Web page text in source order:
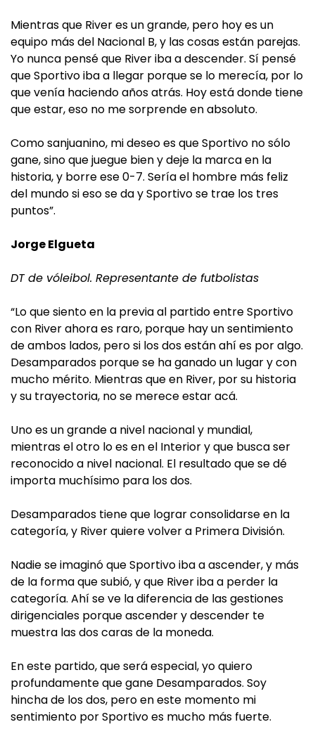
Mientras que River es un grande, pero hoy es un
equipo más del Nacional B, y las cosas están parejas.
Yo nunca pensé que River iba a descender. Sí pensé
que Sportivo iba a llegar porque se lo merecía, por lo
que venía haciendo años atrás. Hoy está donde tiene
que estar, eso no me sorprende en absoluto.
Como sanjuanino, mi deseo es que Sportivo no sólo
gane, sino que juegue bien y deje la marca en la
historia, y borre ese 0-7. Sería el hombre más feliz
del mundo si eso se da y Sportivo se trae los tres
puntos”.
Jorge Elgueta
DT de vóleibol. Representante de futbolistas
“Lo que siento en la previa al partido entre Sportivo
con River ahora es raro, porque hay un sentimiento
de ambos lados, pero si los dos están ahí es por algo.
Desamparados porque se ha ganado un lugar y con
mucho mérito. Mientras que en River, por su historia
y su trayectoria, no se merece estar acá.
Uno es un grande a nivel nacional y mundial,
mientras el otro lo es en el Interior y que busca ser
reconocido a nivel nacional. El resultado que se dé
importa muchísimo para los dos.
Desamparados tiene que lograr consolidarse en la
categoría, y River quiere volver a Primera División.
Nadie se imaginó que Sportivo iba a ascender, y más
de la forma que subió, y que River iba a perder la
categoría. Ahí se ve la diferencia de las gestiones
dirigenciales porque ascender y descender te
muestra las dos caras de la moneda.
En este partido, que será especial, yo quiero
profundamente que gane Desamparados. Soy
hincha de los dos, pero en este momento mi
sentimiento por Sportivo es mucho más fuerte.